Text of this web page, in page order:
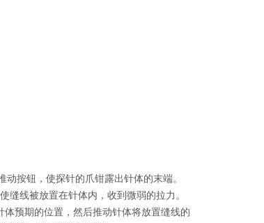
按钮，使探针的爪钳露出针体的末端。
缝线被放置在针体内，收到微弱的拉力。
预期的位置，然后推动针体将放置缝线的